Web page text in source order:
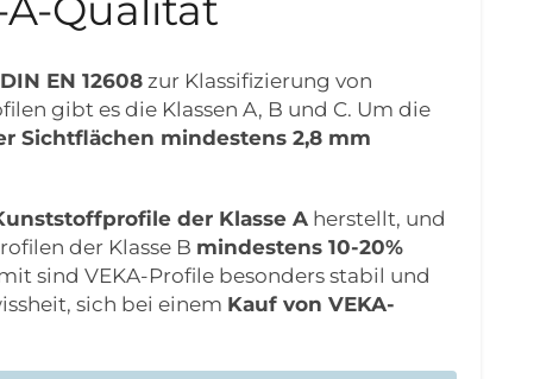
EN 12608zur Klassifizierung von
gibt es die Klassen A, B und C. Um die
Sichtflächen mindestens 2,8 mm
der Klasse Aherstellt, und
der Klasse B mindestens 10-20%
sind VEKA-Profile besonders stabil und
sich bei einem Kauf von VEKA-